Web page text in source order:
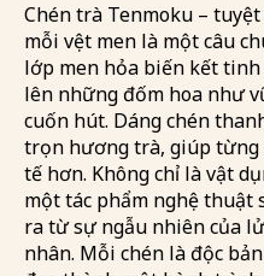
Chén trà Tenmoku –
mỗi vệt men là một câu
lớp men hỏa biến kết
lên những đốm hoa như
cuốn hút. Dáng chén
trọn hương trà, giúp từng
tế hơn. Không chỉ là vật
một tác phẩm nghệ thuật
ra từ sự ngẫu nhiên của
nhân. Mỗi chén là độc